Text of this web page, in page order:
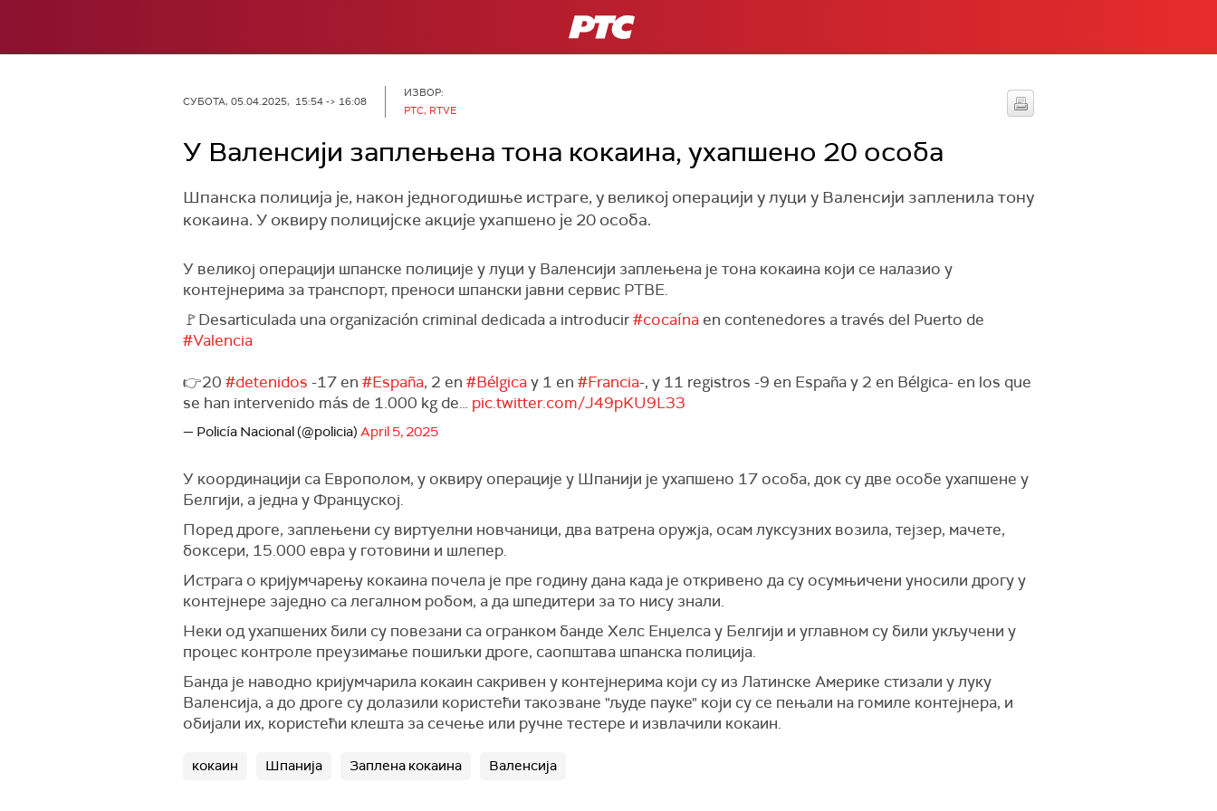
РТС
СУБОТА, 05.04.2025, 15:54 -> 16:08
ИЗВОР:
РТС, RTVE
У Валенсији заплењена тона кокаина, ухапшено 20 особа
Шпанска полиција је, након једногодишње истраге, у великој операцији у луци у Валенсији запленила тону
кокаина. У оквиру полицијске акције ухапшено је 20 особа.
У великој операцији шпанске полиције у луци у Валенсији заплењена је тона кокаина који се налазио у
контејнерима за транспорт, преноси шпански јавни сервис РТВЕ.
🚩Desarticulada una organización criminal dedicada a introducir#cocaína en contenedores a través del Puerto de
#Valencia
👉20 #detenidos -17 en #España, 2 en #Bélgicay 1 en #Francia-, y 11 registros -9 en España y 2 en Bélgica- en los que
se han intervenido más de 1.000 kg de… pic.twitter.com/J49pKU9L33
— Policía Nacional (@policia) April 5, 2025
У координацији са Европолом, у оквиру операције у Шпанији је ухапшено 17 особа, док су две особе ухапшене у
Белгији, а једна у Француској.
Поред дроге, заплењени су виртуелни новчаници, два ватрена оружја, осам луксузних возила, тејзер, мачете,
боксери, 15.000 евра у готовини и шлепер.
Истрага о кријумчарењу кокаина почела је пре годину дана када је откривено да су осумњичени уносили дрогу у
контејнере заједно са легалном робом, а да шпедитери за то нису знали.
Неки од ухапшених били су повезани са огранком банде Хелс Енџелса у Белгији и углавном су били укључени у
процес контроле преузимање пошиљки дроге, саопштава шпанска полиција.
Банда је наводно кријумчарила кокаин сакривен у контејнерима који су из Латинске Америке стизали у луку
Валенсија, а до дроге су долазили користећи такозване "људе пауке" који су се пењали на гомиле контејнера, и
обијали их, користећи клешта за сечење или ручне тестере и извлачили кокаин.
кокаин Шпанија Заплена кокаина Валенсија